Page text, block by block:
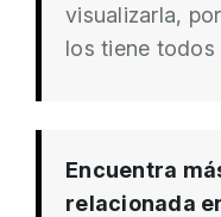
visualizarla,
los tiene todos
Encuentra
relacionada